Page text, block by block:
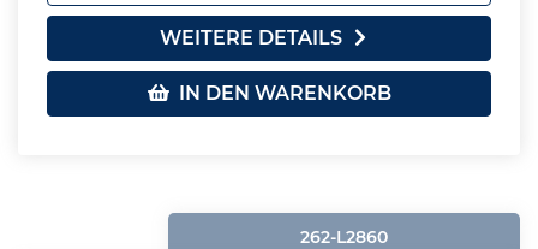
WEITERE DETAILS
IN DEN WARENKORB
262-L2860